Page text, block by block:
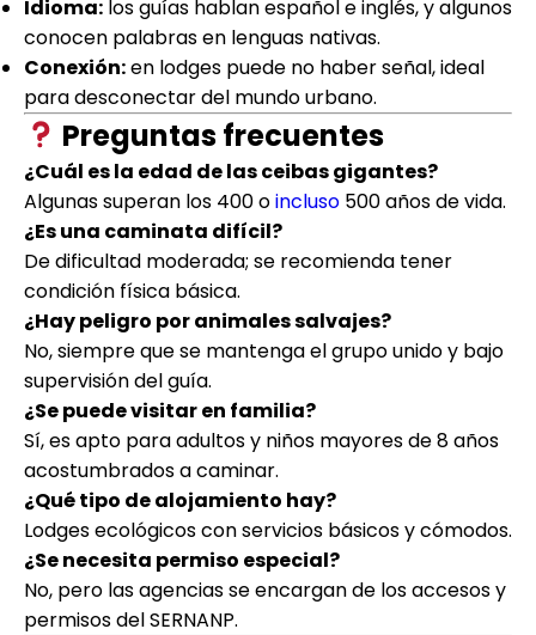
Idioma: los guías hablan español e inglés, y algunos
conocen palabras en lenguas nativas.
Conexión:en lodges puede no haber señal, ideal
para desconectar del mundo urbano.
Preguntas frecuentes
¿Cuál es la edad de las ceibas gigantes?
Algunas superan los 400 oincluso 500 años de vida.
¿Es una caminata difícil?
De dificultad moderada; se recomienda tener
condición física básica.
¿Hay peligro por animales salvajes?
No, siempre que se mantenga el grupo unido y bajo
supervisión del guía.
¿Se puede visitar en familia?
Sí, es apto para adultos y niños mayores de 8 años
acostumbrados a caminar.
¿Qué tipo de alojamiento hay?
Lodges ecológicos con servicios básicos y cómodos.
¿Se necesita permiso especial?
No, pero las agencias se encargan de los accesos y
permisos del SERNANP.